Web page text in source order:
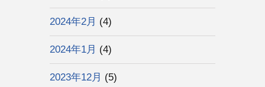
2024年2月 (4)
2024年1月 (4)
2023年12月 (5)